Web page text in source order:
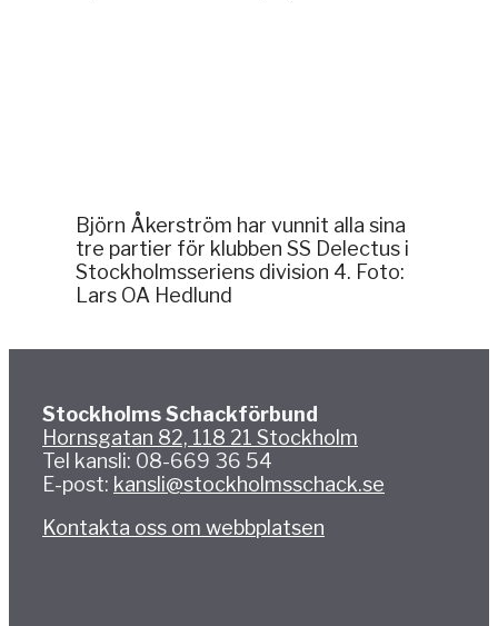
Björn Åkerström har vunnit alla sina
tre partier för klubben SS Delectus i
Stockholmsseriens division 4. Foto:
Lars OA Hedlund
Stockholms Schackförbund
Hornsgatan 82, 118 21 Stockholm
Tel kansli: 08-669 36 54
E-post: kansli@stockholmsschack.se
Kontakta oss om webbplatsen